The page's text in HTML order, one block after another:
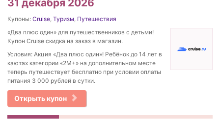
31 декабря 2026
Купоны: Cruise, Туризм, Путешествия
«Два плюс один» для путешественников с детьми!
Купон Cruise скидка на заказ в магазин.
Условия: Акция «Два плюс один»! Ребёнок до 14 лет в
каютах категории «2М+» на дополнительном месте
теперь путешествует бесплатно при условии оплаты
питания 3 000 рублей в сутки.
Открыть купон